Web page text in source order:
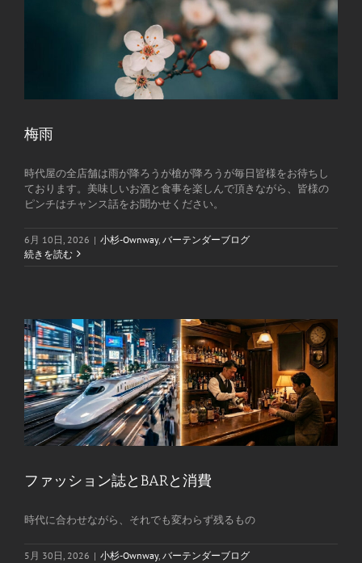
梅雨
時代屋の全店舗は雨が降ろうが槍が降ろうが毎日皆様をお待ちし
ております。美味しいお酒と食事を楽しんで頂きながら、皆様の
ピンチはチャンス話をお聞かせください。
6月 10日, 2026 | 小杉-Ownway, バーテンダーブログ
続きを読む
ファッション誌とBARと消費
時代に合わせながら、それでも変わらず残るもの
5月 30日, 2026 | 小杉-Ownway, バーテンダーブログ